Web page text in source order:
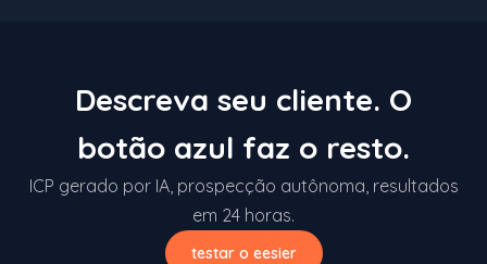
Descreva seu cliente. O
botão azul faz o resto.
ICP gerado por IA, prospecção autônoma, resultados
em 24 horas.
testar o eesier